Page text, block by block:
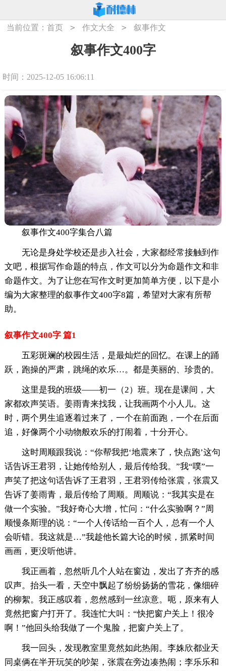
当前位置：首页 > 作文大全 > 叙事作文
叙事作文400字
时间：2025-12-05 16:06:11
叙事作文400字集合八篇
无论是身处学校还是步入社会，大家都经常接触到作
文吧，根据写作命题的特点，作文可以分为命题作文和非
命题作文。为了让您在写作文时更加简单方便，以下是小
编为大家整理的叙事作文400字8篇，希望对大家有所帮
助。
叙事作文400字 篇1
五彩斑斓的校园生活，是最灿烂的回忆。在课上的踊
跃，跑操的严肃，跳绳的欢乐…。都是美丽的、珍贵的。
这里是我的班级——初一（2）班。现在是课间，大
家都欢声笑语。姜雨青来找我，让我画两个小人儿。这
时，两个男生追逐着过来了，一个在前面跑，一个在后面
追，好像两个小动物般欢乐的打闹着，十分开心。
这时周顺跟我说：“你帮我把‘地震来了，快点跑’这句
话告诉王君羽，让她传给别人，最后传给我。”我“噗”一
声笑了把这句话告诉了王君羽，王君羽传给张震，张震又
告诉了姜雨青，最后传给了周顺。周顺说：“我其实是在
做一个实验。”我好奇心大增，忙问：“什么实验啊？”周
顺慢条斯理的说：“一个人传话给一百个人，总有一个人
会听错。我这就是…”我趁他长篇大论的时候，抓紧时间
画画，更没听他讲。
我正画着，忽然听几个人站在窗边，发出了齐齐的感
叹声。抬头一看，天空中飘起了纷纷扬扬的雪花，像细碎
的柳絮。我正感叹着，忽然感到一丝凉意。呃，原来有人
竟然把窗户打开了。我连忙大叫：“快把窗户关上！很冷
啊！”他回头给我做了一个鬼脸，把窗户关上了。
我一回头，发现教室里竟然如此热闹。李姝欣都业天
同桌俩在半开玩笑的吵架，张震在旁边凑热闹；李乐乐和